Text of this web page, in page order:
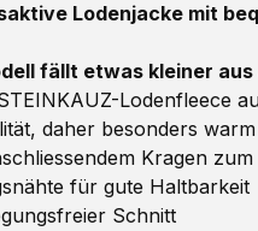
Lodenjacke mit
fällt etwas kleiner
Lodenfleece
daher besonders
Kragen
für gute Haltbarkeit
Schnitt